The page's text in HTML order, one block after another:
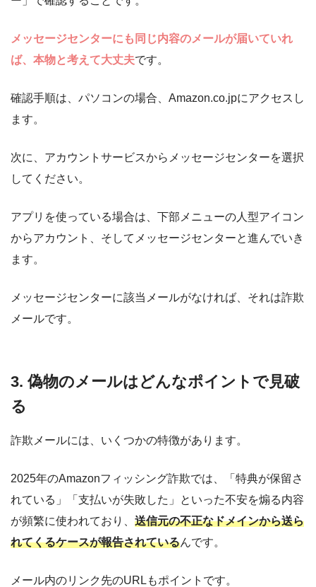
メッセージセンターにも同じ内容のメールが届いていれ
ば、本物と考えて大丈夫です。
確認手順は、パソコンの場合、Amazon.co.jpにアクセスし
ます。
次に、アカウントサービスからメッセージセンターを選択
してください。
アプリを使っている場合は、下部メニューの人型アイコン
からアカウント、そしてメッセージセンターと進んでいき
ます。
メッセージセンターに該当メールがなければ、それは詐欺
メールです。
3. 偽物のメールはどんなポイントで見破
る
詐欺メールには、いくつかの特徴があります。
2025年のAmazonフィッシング詐欺では、「特典が保留さ
れている」「支払いが失敗した」といった不安を煽る内容
が頻繁に使われており、 送信元の不正なドメインから送ら
れてくるケースが報告されているんです。
メール内のリンク先のURLもポイントです。